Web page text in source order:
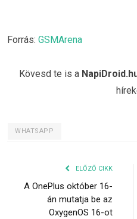
Forrás: GSMArena
Kövesd te is a
WHATSAPP
ELŐZŐ CIKK
A OnePlus október 16-
án mutatja be az
OxygenOS 16-ot